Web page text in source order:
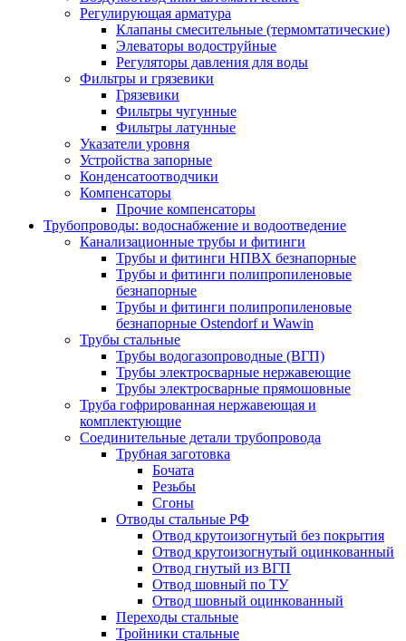
Регулирующая арматура
Клапаны смесительные (термомтатические)
Элеваторы водоструйные
Регуляторы давления для воды
Фильтры и грязевики
Грязевики
Фильтры чугунные
Фильтры латунные
Указатели уровня
Устройства запорные
Конденсатоотводчики
Компенсаторы
Прочие компенсаторы
Трубопроводы: водоснабжение и водоотведение
Канализационные трубы и фитинги
Трубы и фитинги НПВХ безнапорные
Трубы и фитинги полипропиленовые
безнапорные
Трубы и фитинги полипропиленовые
безнапорные Ostendorf и Wawin
Трубы стальные
Трубы водогазопроводные (ВГП)
Трубы электросварные нержавеющие
Трубы электросварные прямошовные
Труба гофрированная нержавеющая и
комплектующие
Соединительные детали трубопровода
Трубная заготовка
Бочата
Резьбы
Сгоны
Отводы стальные РФ
Отвод крутоизогнутый без покрытия
Отвод крутоизогнутый оцинкованный
Отвод гнутый из ВГП
Отвод шовный по ТУ
Отвод шовный оцинкованный
Переходы стальные
Тройники стальные